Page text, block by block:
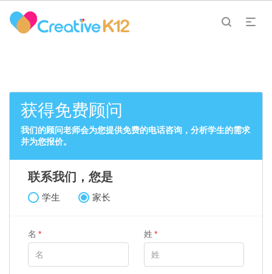
获得免费顾问
我们的顾问老师会为您提供免费的电话咨询，分析学生的需求
并为您报价。
联系我们，您是
学生 家长
名 * 姓 *